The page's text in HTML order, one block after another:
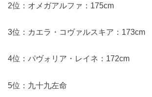
2位：オメガアルファ：175cm
3位：カエラ・コヴァルスキア：173cm
4位：パヴォリア・レイネ：172cm
5位：九十九左命